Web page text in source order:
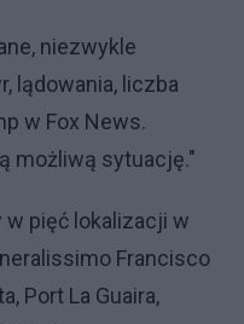
niezwykle
lądowania, liczba
w Fox News.
możliwą sytuację."
w pięć lokalizacji w
Francisco
Port La Guaira,